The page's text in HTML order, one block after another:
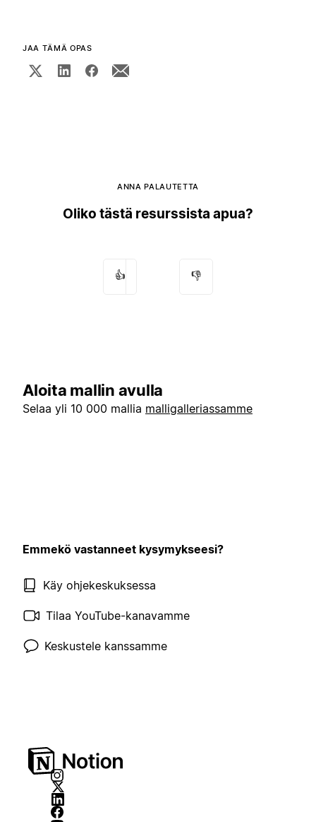
JAA TÄMÄ OPAS
ANNA PALAUTETTA
Oliko tästä resurssista apua?
👍 👎
Aloita mallin avulla
Selaa yli 10 000 mallia malligalleriassamme
Emmekö vastanneet kysymykseesi?
Käy ohjekeskuksessa
Tilaa YouTube-kanavamme
Keskustele kanssamme